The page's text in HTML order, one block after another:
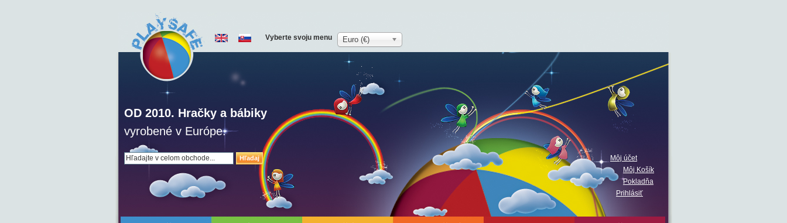
Hľadaj
OD 2010. Hračky a bábiky
vyrobené v Európe.
Môj účet
Môj Košík
Pokladňa
Prihlásiť
Vyberte svoju menu Euro (€)